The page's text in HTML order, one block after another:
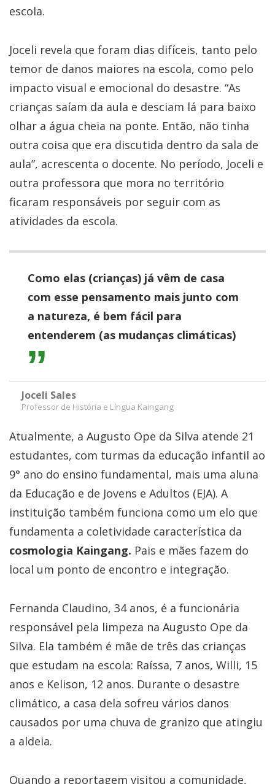
escola.
Joceli revela que foram dias difíceis, tanto pelo
temor de danos maiores na escola, como pelo
impacto visual e emocional do desastre. “As
crianças saíam da aula e desciam lá para baixo
olhar a água cheia na ponte. Então, não tinha
outra coisa que era discutida dentro da sala de
aula”, acrescenta o docente. No período, Joceli e
outra professora que mora no território
ficaram responsáveis por seguir com as
atividades da escola.
Como elas (crianças) já vêm de casa
com esse pensamento mais junto com
a natureza, é bem fácil para
entenderem (as mudanças climáticas)
Joceli Sales
Professor de História e Língua Kaingang
Atualmente, a Augusto Ope da Silva atende 21
estudantes, com turmas da educação infantil ao
9° ano do ensino fundamental, mais uma aluna
da Educação e de Jovens e Adultos (EJA). A
instituição também funciona como um elo que
fundamenta a coletividade característica da
cosmologia Kaingang. Pais e mães fazem do
local um ponto de encontro e integração.
Fernanda Claudino, 34 anos, é a funcionária
responsável pela limpeza na Augusto Ope da
Silva. Ela também é mãe de três das crianças
que estudam na escola: Raíssa, 7 anos, Willi, 15
anos e Kelison, 12 anos. Durante o desastre
climático, a casa dela sofreu vários danos
causados por uma chuva de granizo que atingiu
a aldeia.
Quando a reportagem visitou a comunidade,